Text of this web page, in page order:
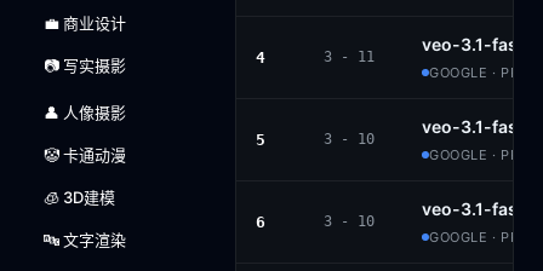
💼 商业设计
📷 写实摄影
👤 人像摄影
🤡 卡通动漫
🧊 3D建模
🔤 文字渲染
4 3 - 11
veo-3.1-fast-
GOOGLE ·
5 3 - 10
veo-3.1-fast-
GOOGLE ·
6 3 - 10
veo-3.1-fast-
GOOGLE ·